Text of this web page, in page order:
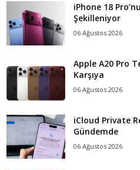
iPhone 18
Şekilleniyor
06 Ağustos 2026
Apple A20 Pro
Karşıya
06 Ağustos 2026
iCloud Private
Gündemde
06 Ağustos 2026